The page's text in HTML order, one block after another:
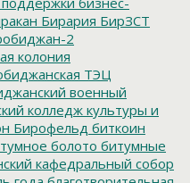
Бирария БирЗСТ
2
колония
ТЭЦ
военный
колледж культуры и
Бирофельд биткоин
болото битумные
кафедральный собор